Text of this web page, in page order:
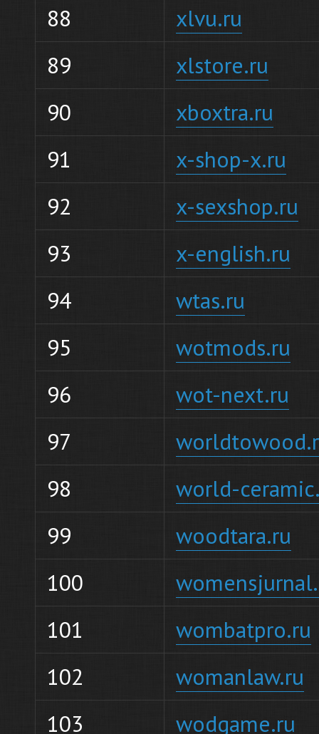
88
xlvu.ru
89
xlstore.ru
90
xboxtra.ru
91
x-shop-x.ru
92
x-sexshop.ru
93
x-english.ru
94
wtas.ru
95
wotmods.ru
96
wot-next.ru
97
98
world-
99
woodtara.ru
100
101
wombatpro.ru
102
womanlaw.ru
103
wodgame.ru